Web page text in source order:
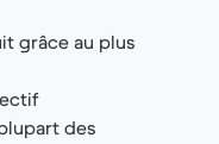
grâce au plus
des